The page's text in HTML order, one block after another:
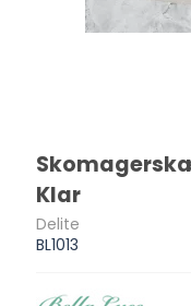
Klar
Delite
BL1013